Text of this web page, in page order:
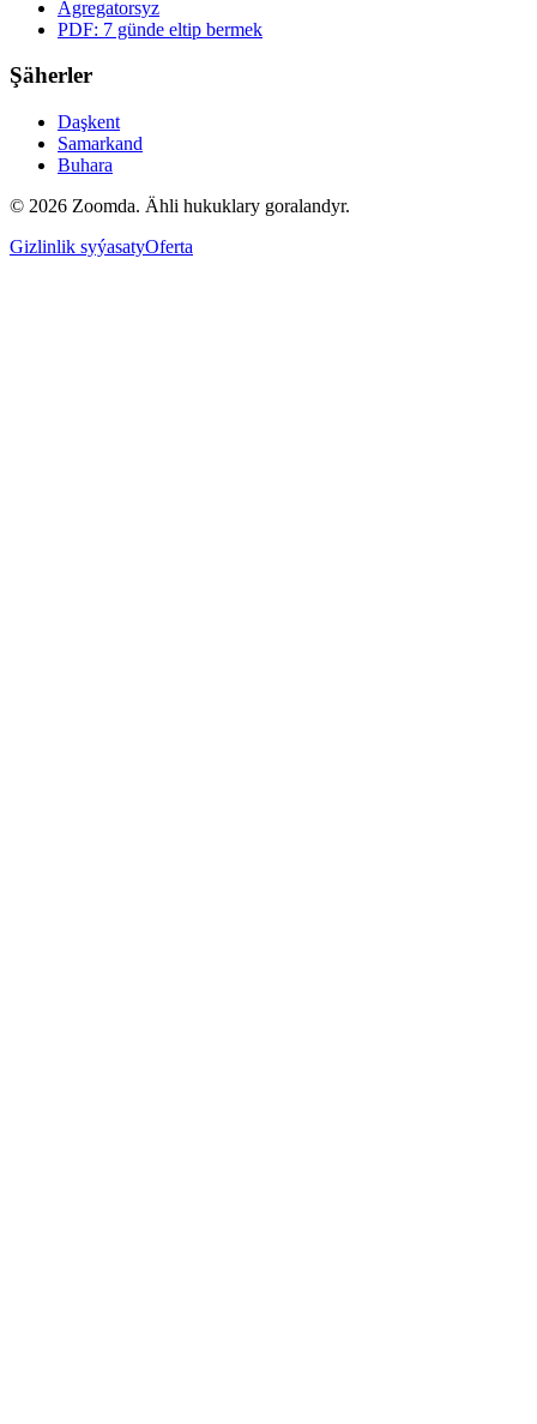
Agregatorsyz
PDF: 7 günde eltip bermek
Şäherler
Daşkent
Samarkand
Buhara
© 2026 Zoomda. Ähli hukuklary goralandyr.
Gizlinlik syýasatyOferta